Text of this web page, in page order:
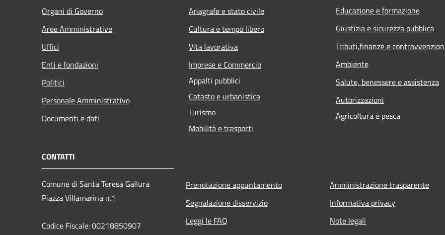
Organi di Governo
Aree Amministrative
Uffici
Enti e fondazioni
Politici
Personale Amministrativo
Documenti e dati
Anagrafe e stato civile
Cultura e tempo libero
Vita lavorativa
Imprese e Commercio
Appalti pubblici
Catasto e urbanistica
Turismo
Mobilità e trasporti
Educazione e formazione
Giustizia e sicurezza pubblica
Tributi,finanze e
Ambiente
Salute, benessere e assistenza
Autorizzazioni
Agricoltura e pesca
CONTATTI
Comune di Santa Teresa Gallura
Piazza Villamarina n.1
Codice Fiscale: 00218850907
Prenotazione appuntamento
Segnalazione disservizio
Leggi le FAQ
Amministrazione trasparente
Informativa privacy
Note legali